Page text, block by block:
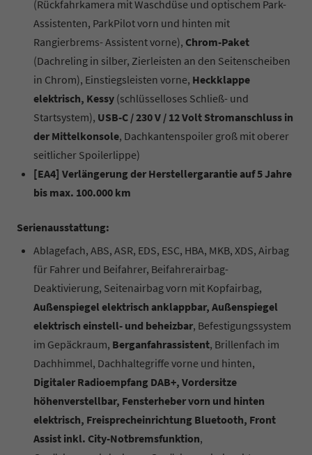
(Rückfahrkamera mit Waschdüse und optischem Park-
Assistenten, ParkPilot vorn und hinten mit
Rangierbrems- Assistent vorne), Chrom-Paket
(Dachreling in silber, Zierleisten an den Seitenscheiben
in Chrom), Einstiegsleisten vorne, Heckklappe
elektrisch, Kessy (schlüsselloses Schließ- und
Startsystem), USB-C / 230 V / 12 Volt Stromanschluss in
der Mittelkonsole, Dachkantenspoiler groß mit oberer
seitlicher Spoilerlippe)
[EA4] Verlängerung der Herstellergarantie auf 5 Jahre
bis max. 100.000 km
Serienausstattung:
Ablagefach, ABS, ASR, EDS, ESC, HBA, MKB, XDS, Airbag
für Fahrer und Beifahrer, Beifahrerairbag-
Deaktivierung, Seitenairbag vorn mit Kopfairbag,
Außenspiegel elektrisch anklappbar, Außenspiegel
elektrisch einstell- und beheizbar, Befestigungssystem
im Gepäckraum, Berganfahrassistent, Brillenfach im
Dachhimmel, Dachhaltegriffe vorne und hinten,
Digitaler Radioempfang DAB+, Vordersitze
höhenverstellbar, Fensterheber vorn und hinten
elektrisch, Freisprecheinrichtung Bluetooth, Front
Assist inkl. City-Notbremsfunktion,